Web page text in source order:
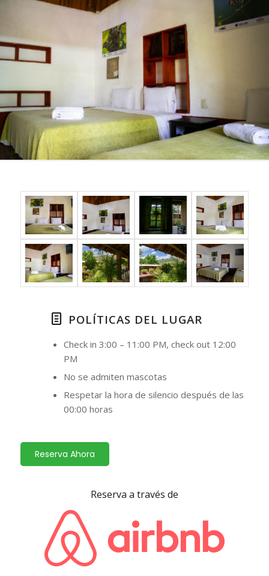
POLÍTICAS DEL LUGAR
Check in 3:00 – 11:00 PM, check out 12:00
PM
No se admiten mascotas
Respetar la hora de silencio después de las
00:00 horas
Reserva Ahora
Reserva a través de